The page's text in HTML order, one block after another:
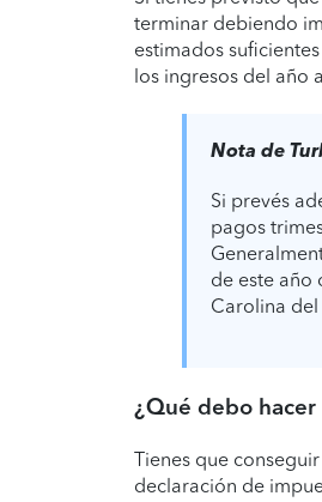
terminar debiendo
estimados
los ingresos del año
Nota de
Si prevés
pagos
de este año
Carolina del
¿Qué debo
Tienes que
declaración de